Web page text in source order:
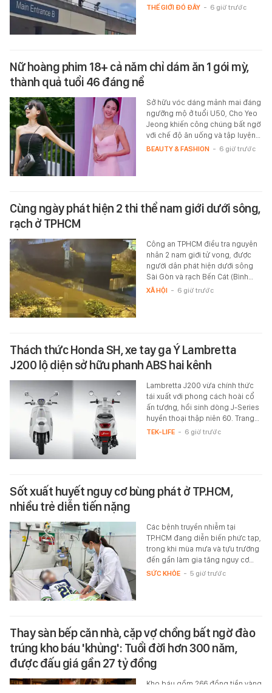
THẾ GIỚI ĐÓ ĐÂY - 6 giờ trước
Nữ hoàng phim 18+ cả năm chỉ dám ăn 1 gói mỳ,
thành quả tuổi 46 đáng nể
Sở hữu vóc dáng mảnh mai đáng
ngưỡng mộ ở tuổi U50, Cho Yeo
Jeong khiến công chúng bất ngờ
với chế độ ăn uống và tập luyện…
BEAUTY & FASHION - 6 giờ trước
Cùng ngày phát hiện 2 thi thể nam giới dưới sông,
rạch ở TPHCM
Công an TPHCM điều tra nguyên
nhân 2 nam giới tử vong, được
người dân phát hiện dưới sông
Sài Gòn và rạch Bến Cát (Bình…
XÃ HỘI - 6 giờ trước
Thách thức Honda SH, xe tay ga Ý Lambretta
J200 lộ diện sở hữu phanh ABS hai kênh
Lambretta J200 vừa chính thức
tái xuất với phong cách hoài cổ
ấn tượng, hồi sinh dòng J-Series
huyền thoại thập niên 60. Trang…
TEK-LIFE - 6 giờ trước
Sốt xuất huyết nguy cơ bùng phát ở TP.HCM,
nhiều trẻ diễn tiến nặng
Các bệnh truyền nhiễm tại
TP.HCM đang diễn biến phức tạp,
trong khi mùa mưa và tựu trường
đến gần làm gia tăng nguy cơ…
SỨC KHỎE - 5 giờ trước
Thay sàn bếp căn nhà, cặp vợ chồng bất ngờ đào
trúng kho báu 'khủng': Tuổi đời hơn 300 năm,
được đấu giá gần 27 tỷ đồng
Kho báu gồm 266 đồng tiền vàng